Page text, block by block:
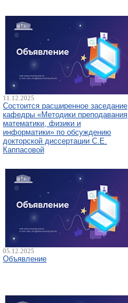
11.12.2025
Состоится расширенное заседание
кафедры «Методики преподавания
математики, физики и
информатики» по обсуждению
докторской диссертации С.Е.
Каппасовой
05.12.2025
Объявление